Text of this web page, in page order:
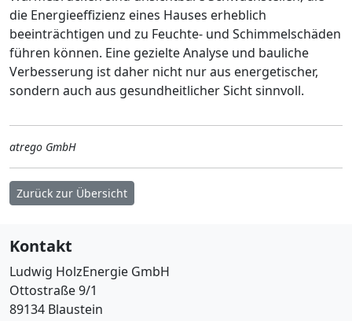
die Energieeffizienz eines Hauses erheblich
beeinträchtigen und zu Feuchte- und Schimmelschäden
führen können. Eine gezielte Analyse und bauliche
Verbesserung ist daher nicht nur aus energetischer,
sondern auch aus gesundheitlicher Sicht sinnvoll.
atrego GmbH
Zurück zur Übersicht
Kontakt
Ludwig HolzEnergie GmbH
Ottostraße 9/1
89134 Blaustein